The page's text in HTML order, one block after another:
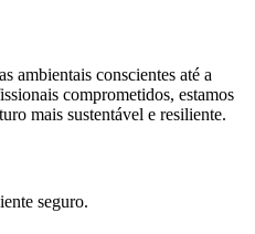
ambientais conscientes até a
comprometidos, estamos
mais sustentável e resiliente.
seguro.